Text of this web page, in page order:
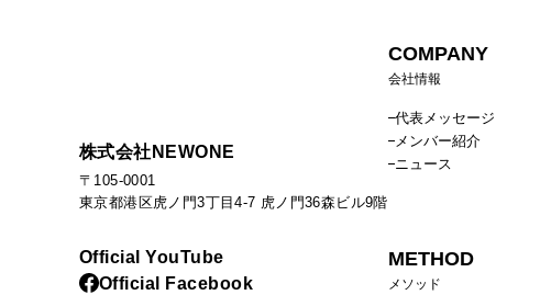
株式会社NEWONE
〒105-0001
東京都港区虎ノ門3丁目4-7 虎ノ門36森ビル9階
Official YouTube
Official Facebook
COMPANY
会社情報
代表メッセージ
メンバー紹介
ニュース
METHOD
メソッド